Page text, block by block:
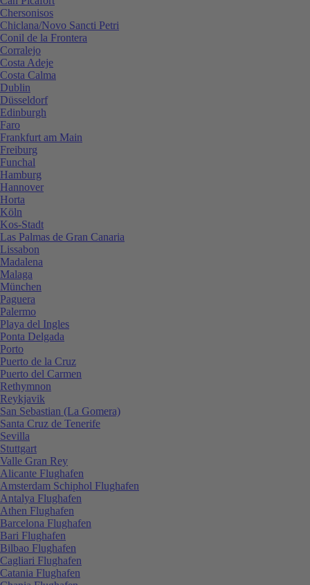
Chersonisos
Chiclana/Novo Sancti Petri
Conil de la Frontera
Corralejo
Costa Adeje
Costa Calma
Dublin
Düsseldorf
Edinburgh
Faro
Frankfurt am Main
Freiburg
Funchal
Hamburg
Hannover
Horta
Köln
Kos-Stadt
Las Palmas de Gran Canaria
Lissabon
Madalena
Malaga
München
Paguera
Palermo
Playa del Ingles
Ponta Delgada
Porto
Puerto de la Cruz
Puerto del Carmen
Rethymnon
Reykjavik
San Sebastian (La Gomera)
Santa Cruz de Tenerife
Sevilla
Stuttgart
Valle Gran Rey
Alicante Flughafen
Amsterdam Schiphol Flughafen
Antalya Flughafen
Athen Flughafen
Barcelona Flughafen
Bari Flughafen
Bilbao Flughafen
Cagliari Flughafen
Catania Flughafen